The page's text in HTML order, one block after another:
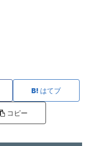
はてブ
コピー